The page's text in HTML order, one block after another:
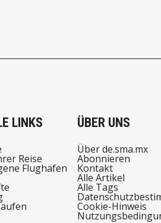
LINKS
Reise
Flughäfen
ÜBER UNS
Über de.sma.mx
Abonnieren
Kontakt
Alle Artikel
Alle Tags
Cookie-Hinweis